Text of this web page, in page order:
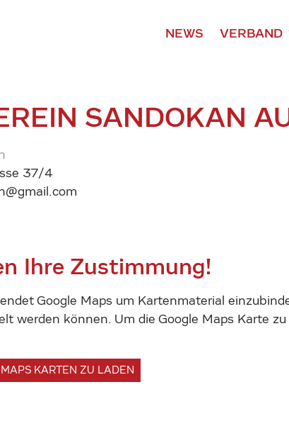
NEWS VERBAND
SANDOKAN
37/4
Ihre Zustimmung!
Google Maps um Kartenmaterial
werden können. Um die Google Maps Karte
KARTEN ZU LADEN